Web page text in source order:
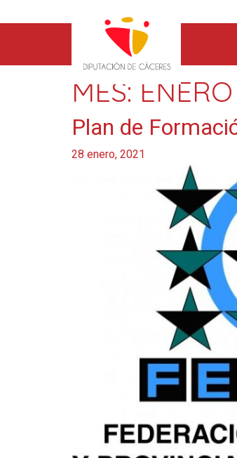
MES:
Plan de
28 enero, 2021